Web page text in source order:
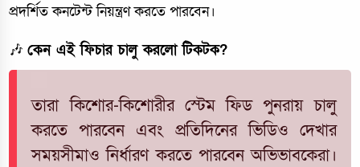
প্রদর্শিত কনটেন্ট নিয়ন্ত্রণ করতে পারবেন।
🎶কেন এই ফিচার চালু করলো টিকটক?
তারা কিশোর-কিশোরীর স্টেম ফিড পুনরায় চালু
করতে পারবেন এবং প্রতিদিনের ভিডিও দেখার
সময়সীমাও নির্ধারণ করতে পারবেন অভিভাবকেরা।